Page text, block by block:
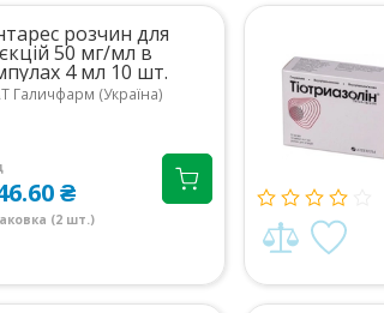
розчин для
50 мг/мл в
4 мл 10 шт.
Галичфарм (Україна)
₴
(2 шт.)